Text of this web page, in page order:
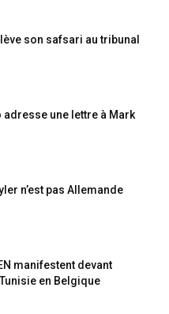
son safsari au tribunal
adresse une lettre à Mark
n’est pas Allemande
manifestent devant
en Belgique